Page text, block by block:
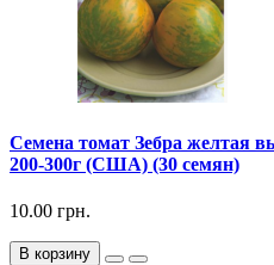
Семена томат Зебра желтая
200-300г (США) (30 семян)
10.00 грн.
В корзину